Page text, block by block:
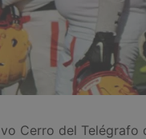
Cerro del Telégrafo